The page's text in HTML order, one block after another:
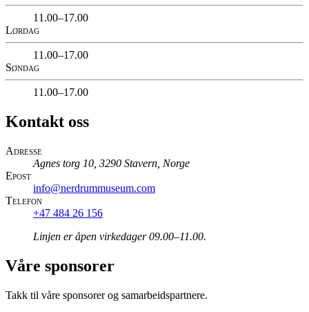
11.00–17.00
Lørdag
11.00–17.00
Søndag
11.00–17.00
Kontakt oss
Adresse
Agnes torg 10, 3290 Stavern, Norge
Epost
info@nerdrummuseum.com
Telefon
+47 484 26 156
Linjen er åpen virkedager 09.00–11.00.
Våre sponsorer
Takk til våre sponsorer og samarbeidspartnere.